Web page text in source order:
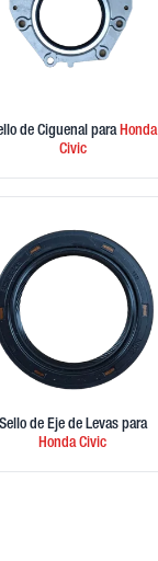
de Ciguenal paraHonda
Civic
Sello de Eje de Levas para
HondaCivic